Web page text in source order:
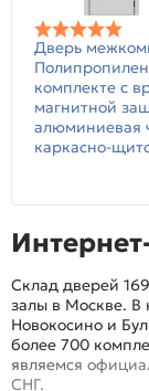
Дверь
комплекте с
магнитной
алюминиевая
каркасно-
Склад дверей
залы в Москве. В
Новокосино и
более 700
являемся
СНГ.